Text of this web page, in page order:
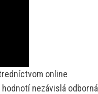
online
hodnotí nezávislá odborná